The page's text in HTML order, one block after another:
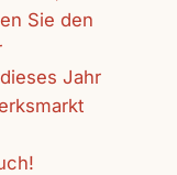
Sie den
Jahr